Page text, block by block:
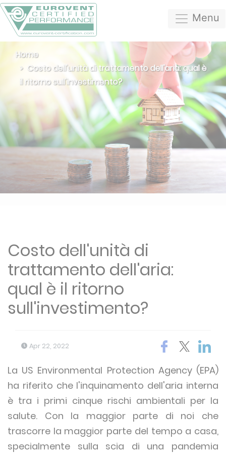
Menu
Home
Costo dell'unità di trattamento dell'aria: qual è
il ritorno sull'investimento?
Costo dell'unità di
trattamento dell'aria:
qual è il ritorno
sull'investimento?
Apr 22, 2022
La US Environmental Protection Agency (EPA)
ha riferito che l'inquinamento dell'aria interna
è tra i primi cinque rischi ambientali per la
salute. Con la maggior parte di noi che
trascorre la maggior parte del tempo a casa,
specialmente sulla scia di una pandemia